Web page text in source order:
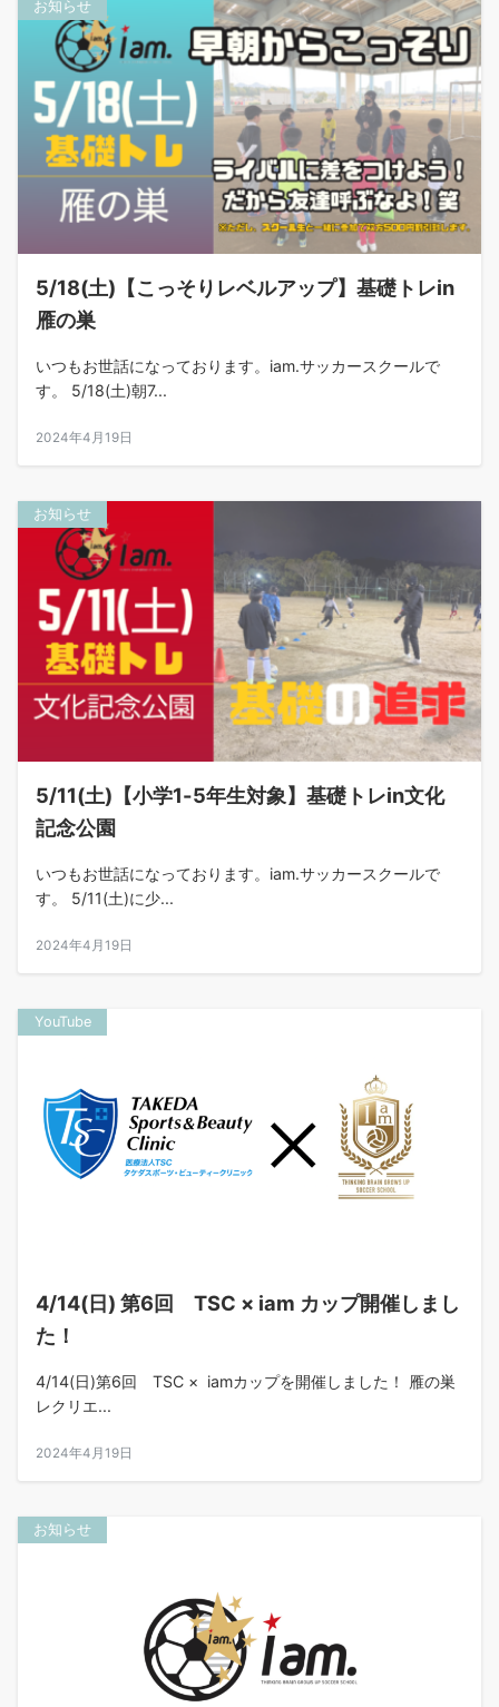
お知らせ
5/18(土)【こっそりレベルアップ】基礎トレin
雁の巣
いつもお世話になっております。iam.サッカースクールで
す。 5/18(土)朝7...
2024年4月19日
お知らせ
5/11(土)【小学1-5年生対象】基礎トレin文化
記念公園
いつもお世話になっております。iam.サッカースクールで
す。 5/11(土)に少...
2024年4月19日
YouTube
4/14(日) 第6回 TSC × iam カップ開催しまし
た！
4/14(日)第6回 TSC × iamカップを開催しました！ 雁の巣
レクリエ...
2024年4月19日
お知らせ